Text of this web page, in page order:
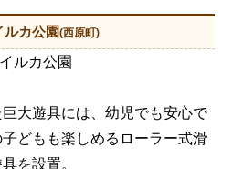
ルカ公園(西原町)
大遊具には、幼児でも安心で
どもも楽しめるローラー式滑
を設置。